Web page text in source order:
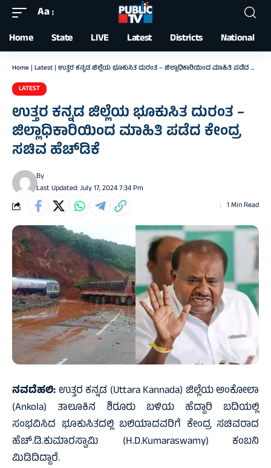
Font
Resizer
Aa
Home State LIVE Latest Districts National
Home | Latest | ಉತ್ತರ ಕನ್ನಡ ಜಿಲ್ಲೆಯ ಭೂಕುಸಿತ ದುರಂತ – ಜಿಲ್ಲಾಧಿಕಾರಿಯಿಂದ ಮಾಹಿತಿ ಪಡೆದ ಕೇಂದ್ರ ಸಚಿವ ಹೆಚ್‌ಡಿಕೆ
LATEST
ಉತ್ತರ ಕನ್ನಡ ಜಿಲ್ಲೆಯ ಭೂಕುಸಿತ ದುರಂತ –
ಜಿಲ್ಲಾಧಿಕಾರಿಯಿಂದ ಮಾಹಿತಿ ಪಡೆದ ಕೇಂದ್ರ
ಸಚಿವ ಹೆಚ್‌ಡಿಕೆ
Last Updated: July 17, 2024 7:34 Pm
By
1 Min Read
ನವದೆಹಲಿ: ಉತ್ತರ ಕನ್ನಡ (Uttara Kannada) ಜಿಲ್ಲೆಯ ಅಂಕೋಲಾ
(Ankola) ತಾಲೂಕಿನ ಶಿರೂರು ಬಳಿಯ ಹೆದ್ದಾರಿ ಬದಿಯಲ್ಲಿ
ಸಂಭವಿಸಿದ ಭೂಕುಸಿತದಲ್ಲಿ ಬಲಿಯಾದವರಿಗೆ ಕೇಂದ್ರ ಸಚಿವರಾದ
ಹೆಚ್.ಡಿ.ಕುಮಾರಸ್ವಾಮಿ (H.D.Kumaraswamy) ಕಂಬನಿ
ಮಿಡಿದಿದ್ದಾರೆ.